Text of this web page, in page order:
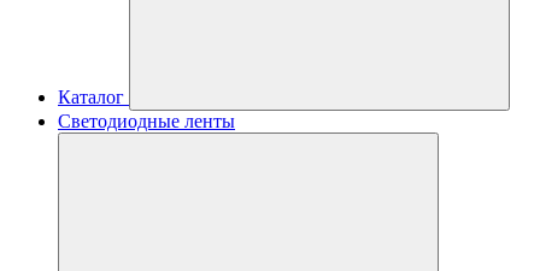
Каталог
Светодиодные ленты